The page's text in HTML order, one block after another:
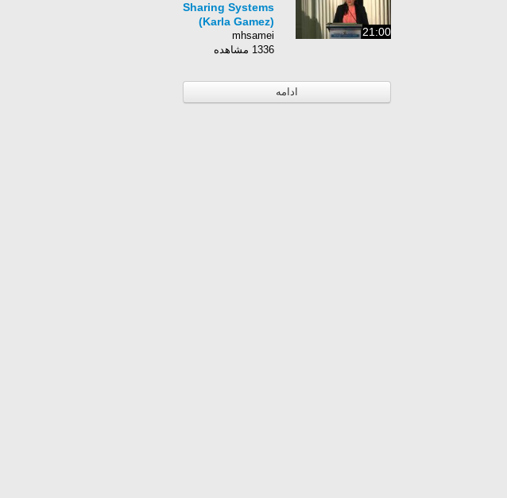
21:00
Sharing Systems
(Karla Gamez)
mhsamei
1336 مشاهده
ادامه